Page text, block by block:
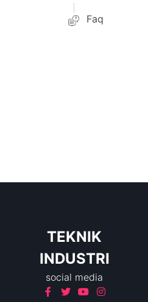
Faq
TEKNIK
INDUSTRI
social media